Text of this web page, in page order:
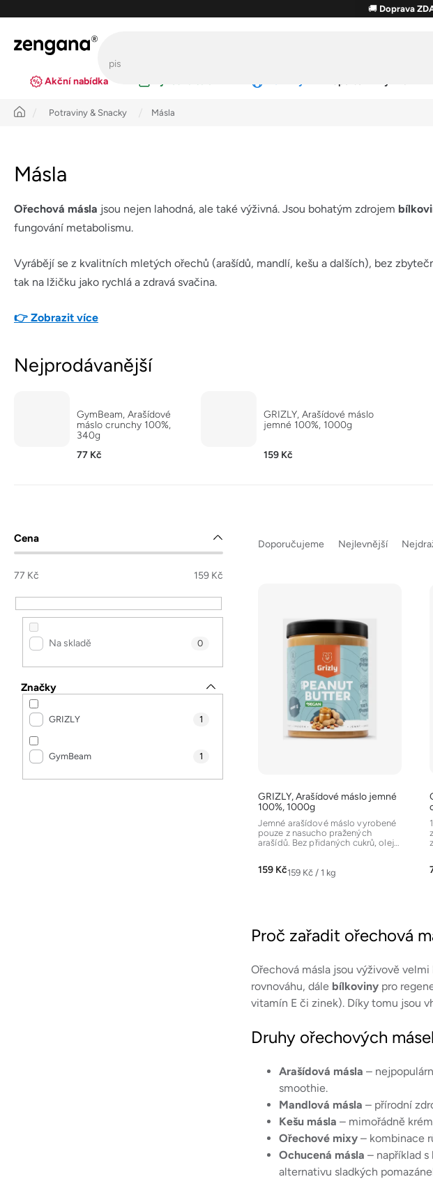
obsah
🚚 Doprava
Akční nabídka
Úvod Potraviny & Snacky Másla
Másla
Ořechová másla jsou nejen lahodná, ale také výživná. Jsou bohatým zdrojem
fungování metabolismu.
Vyrábějí se z kvalitních mletých ořechů (arašídů, mandlí, kešu a dalších), bez
tak na lžičku jako rychlá a zdravá svačina.
👉 Zobrazit více
Nejprodávanější
GymBeam, Arašídové
máslo crunchy 100%,
340g
77 Kč
GRIZLY, Arašídové máslo
jemné 100%, 1000g
159 Kč
P
o
s
t
r
n
e
Cena
77 Kč 159 Kč
Na skladě 0
Značky
GRIZLY 1
GymBeam 1
a
ů
Doporučujeme Nejlevnější
k
ů
GRIZLY, Arašídové máslo jemné
100%, 1000g
159 KčMěrná
159 Kč / 1 kg
Jemné arašídové máslo vyrobené
pouze z nasucho pražených
arašídů. Bez přidaných cukrů, olejů,
Proč zařadit ořechová
Ořechová másla jsou výživově
rovnováhu, dále bílkoviny pro
vitamín E či zinek). Díky tomu jsou
Druhy ořechových
Arašídová másla –
smoothie.
Mandlová másla – přírodní
Kešu másla – mimořádně
Ořechové mixy – kombinace
Ochucená másla – například
alternativu sladkých